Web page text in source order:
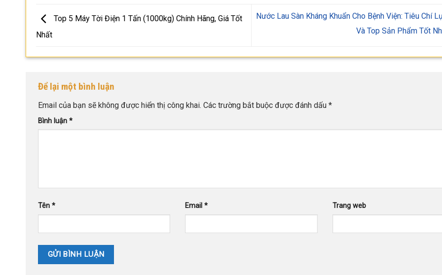
Top 5 Máy Tời Điện 1 Tấn (1000kg) Chính Hãng, Giá Tốt
Nhất
Nước Lau Sàn Kháng Khuẩn Cho Bệnh Viện: Tiêu Chí
Và Top Sản Phẩm Tốt
Để lại một bình luận
Email của bạn sẽ không được hiển thị công khai. Các trường bắt buộc được đánh dấu *
Bình luận *
Tên * Email* Trang web